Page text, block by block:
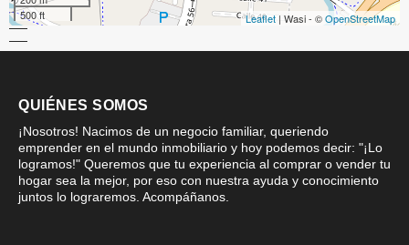
500 ft
Leaflet | Wasi - ©OpenStreetMap
QUIÉNES SOMOS
¡Nosotros! Nacimos de un negocio familiar, queriendo
emprender en el mundo inmobiliario y hoy podemos decir: "¡Lo
logramos!" Queremos que tu experiencia al comprar o vender tu
hogar sea la mejor, por eso con nuestra ayuda y conocimiento
juntos lo lograremos. Acompáñanos.